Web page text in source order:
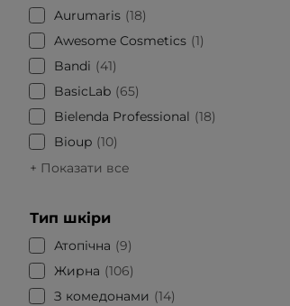
Aurumaris 18
Awesome Cosmetics 1
Bandi
41
BasicLab
65
Bielenda Professional
18
Bioup 10
+ Показати все
Тип шкіри
Атопічна
9
Жирна
106
З комедонами
14